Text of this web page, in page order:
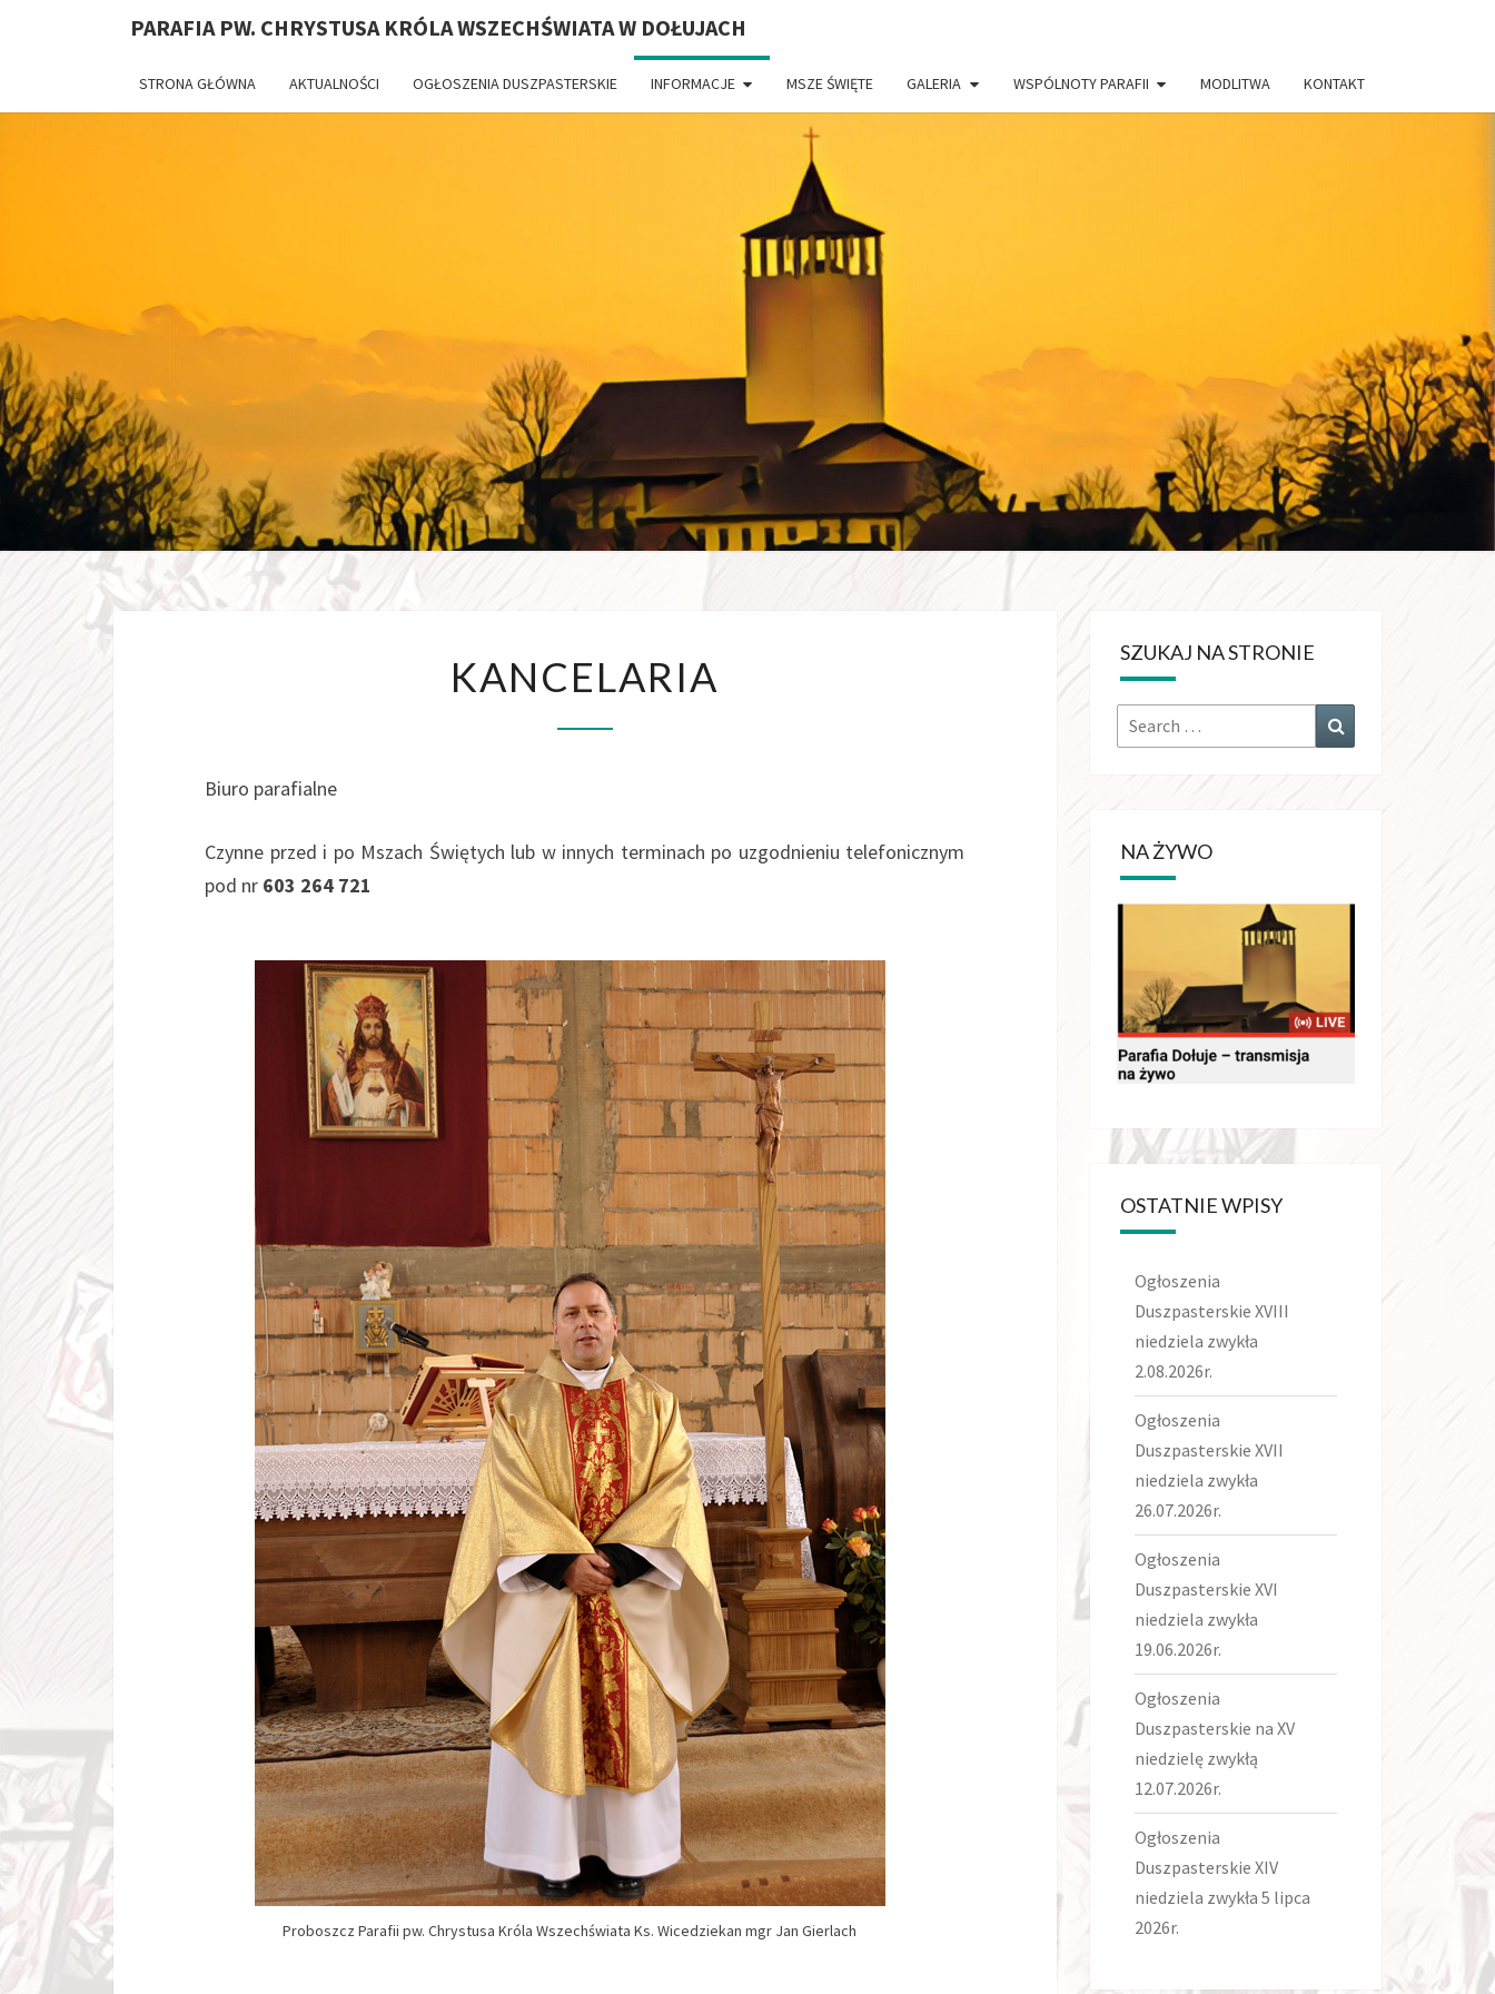
PARAFIA PW. CHRYSTUSA KRÓLA WSZECHŚWIATA W DOŁUJACH
STRONA GŁÓWNA AKTUALNOŚCI OGŁOSZENIA DUSZPASTERSKIE INFORMACJE MSZE ŚWIĘTE GALERIA WSPÓLNOTY PARAFII MODLITWA KONTAKT
PARAFIA PW.
CHRYSTUSA
KRÓLA
WSZECHŚWIATA
W DOŁUJACH
KANCELARIA
Biuro parafialne
Czynne przed i po Mszach Świętych lub w innych terminach po uzgodnieniu telefonicznym
pod nr 603 264 721
Proboszcz Parafii pw. Chrystusa Króla Wszechświata Ks. Wicedziekan mgr Jan Gierlach
SZUKAJ NA STRONIE
NA ŻYWO
OSTATNIE WPISY
Ogłoszenia
Duszpasterskie XVIII
niedziela zwykła
2.08.2026r.
Ogłoszenia
Duszpasterskie XVII
niedziela zwykła
26.07.2026r.
Ogłoszenia
Duszpasterskie XVI
niedziela zwykła
19.06.2026r.
Ogłoszenia
Duszpasterskie na XV
niedzielę zwykłą
12.07.2026r.
Ogłoszenia
Duszpasterskie XIV
niedziela zwykła 5 lipca
2026r.